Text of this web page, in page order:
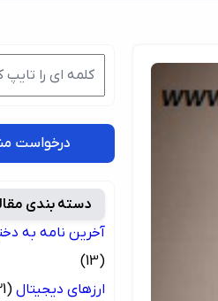
درخواست
دسته بندی
آخرین نامه به
(13)
ارزهای دیجیتال (21)